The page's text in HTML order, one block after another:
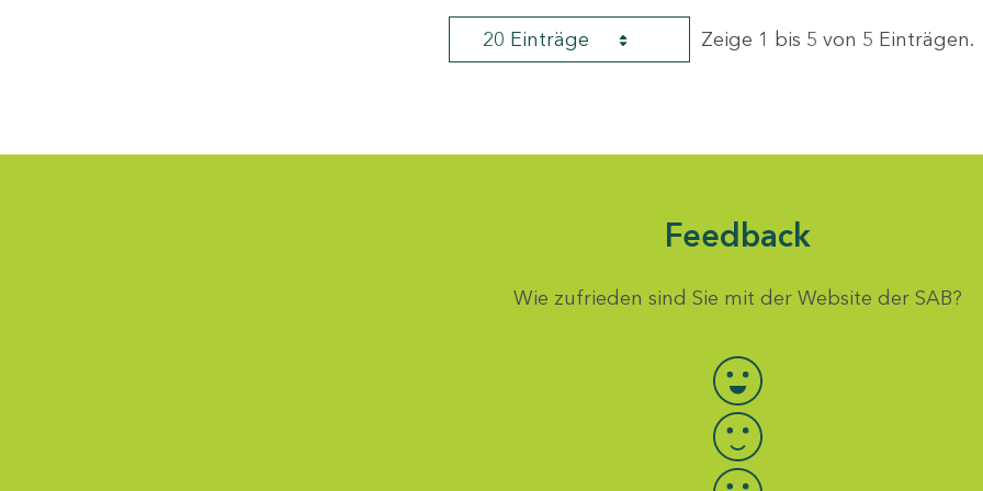
20 Einträge Zeige 1 bis 5 von 5 Einträgen.
Feedback
Wie zufrieden sind Sie mit der Website der SAB?
Bewertung auswählen